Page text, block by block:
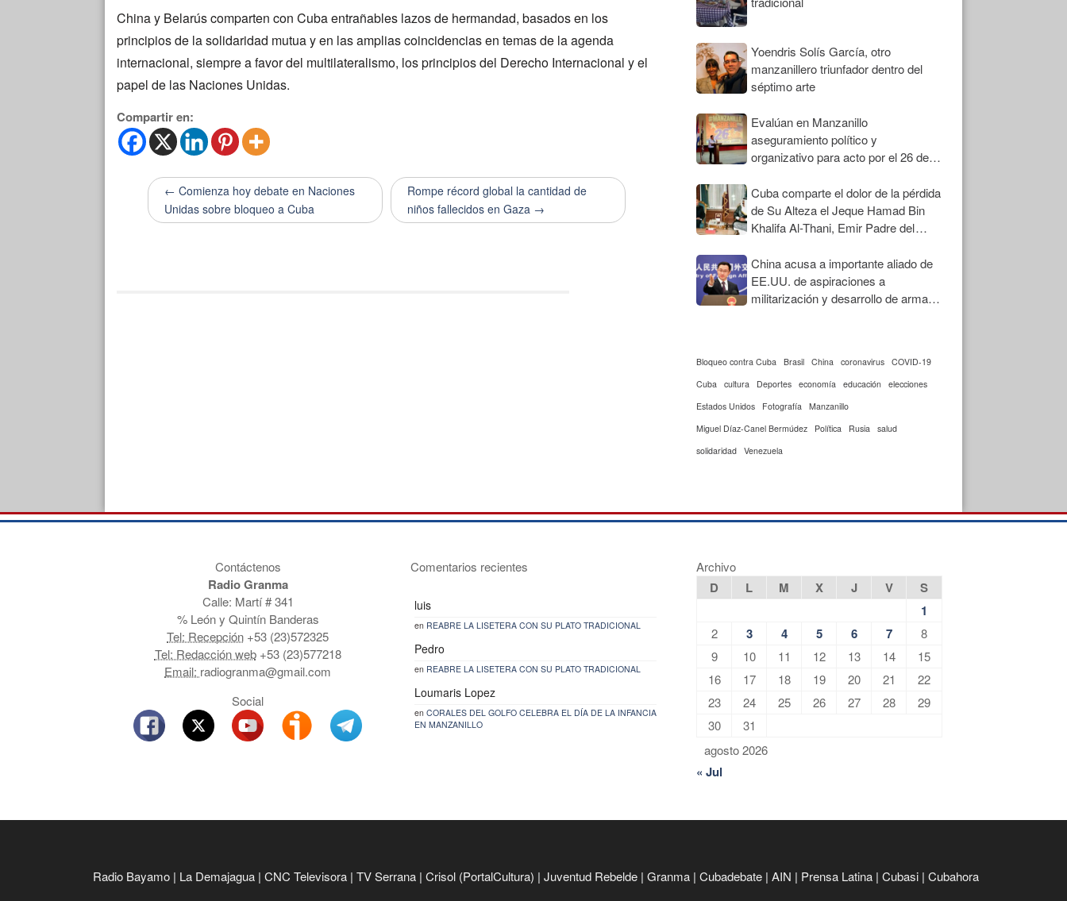
China y Belarús comparten con Cuba entrañables lazos de hermandad, basados en los
principios de la solidaridad mutua y en las amplias coincidencias en temas de la agenda
internacional, siempre a favor del multilateralismo, los principios del Derecho Internacional y el
papel de las Naciones Unidas.
Compartir en:
← Comienza hoy debate en Naciones
Unidas sobre bloqueo a Cuba
Rompe récord global la cantidad de
niños fallecidos en Gaza →
Yoendris Solís García, otro
manzanillero triunfador dentro del
séptimo arte
Evalúan en Manzanillo
aseguramiento político y
organizativo para acto por el 26 de
Cuba comparte el dolor de la pérdida
de Su Alteza el Jeque Hamad Bin
Khalifa Al-Thani, Emir Padre del
China acusa a importante aliado de
EE.UU. de aspiraciones a
militarización y desarrollo de armas
Bloqueo contra Cuba Brasil China coronavirus COVID-19
Cuba
cultura Deportes economía educación elecciones
Estados Unidos
Fotografía
Manzanillo
Miguel Díaz-Canel Bermúdez
Política Rusia
salud
solidaridad Venezuela
Contáctenos
Radio Granma
Calle: Martí # 341
% León y Quintín Banderas
Tel: Recepción +53 (23)572325
Tel: Redacción web+53 (23)577218
Email: radiogranma@gmail.com
Social
Comentarios recientes
luis
en REABRE LA LISETERA CON SU PLATO TRADICIONAL
Pedro
en REABRE LA LISETERA CON SU PLATO TRADICIONAL
Loumaris Lopez
en CORALES DEL GOLFO CELEBRA EL DÍA DE LA INFANCIA
EN MANZANILLO
Archivo
agosto 2026
D L M X J V
S
1
2 3 4 5 6 7
8
9
10 11 12 13 14
15
16
17 18 19 20 21
22
23
24 25 26 27 28
29
30
31
« Jul
Radio Bayamo | La Demajagua | CNC Televisora | TV Serrana | Crisol (PortalCultura) | Juventud Rebelde | Granma | Cubadebate | AIN | Prensa Latina | Cubasi | Cubahora